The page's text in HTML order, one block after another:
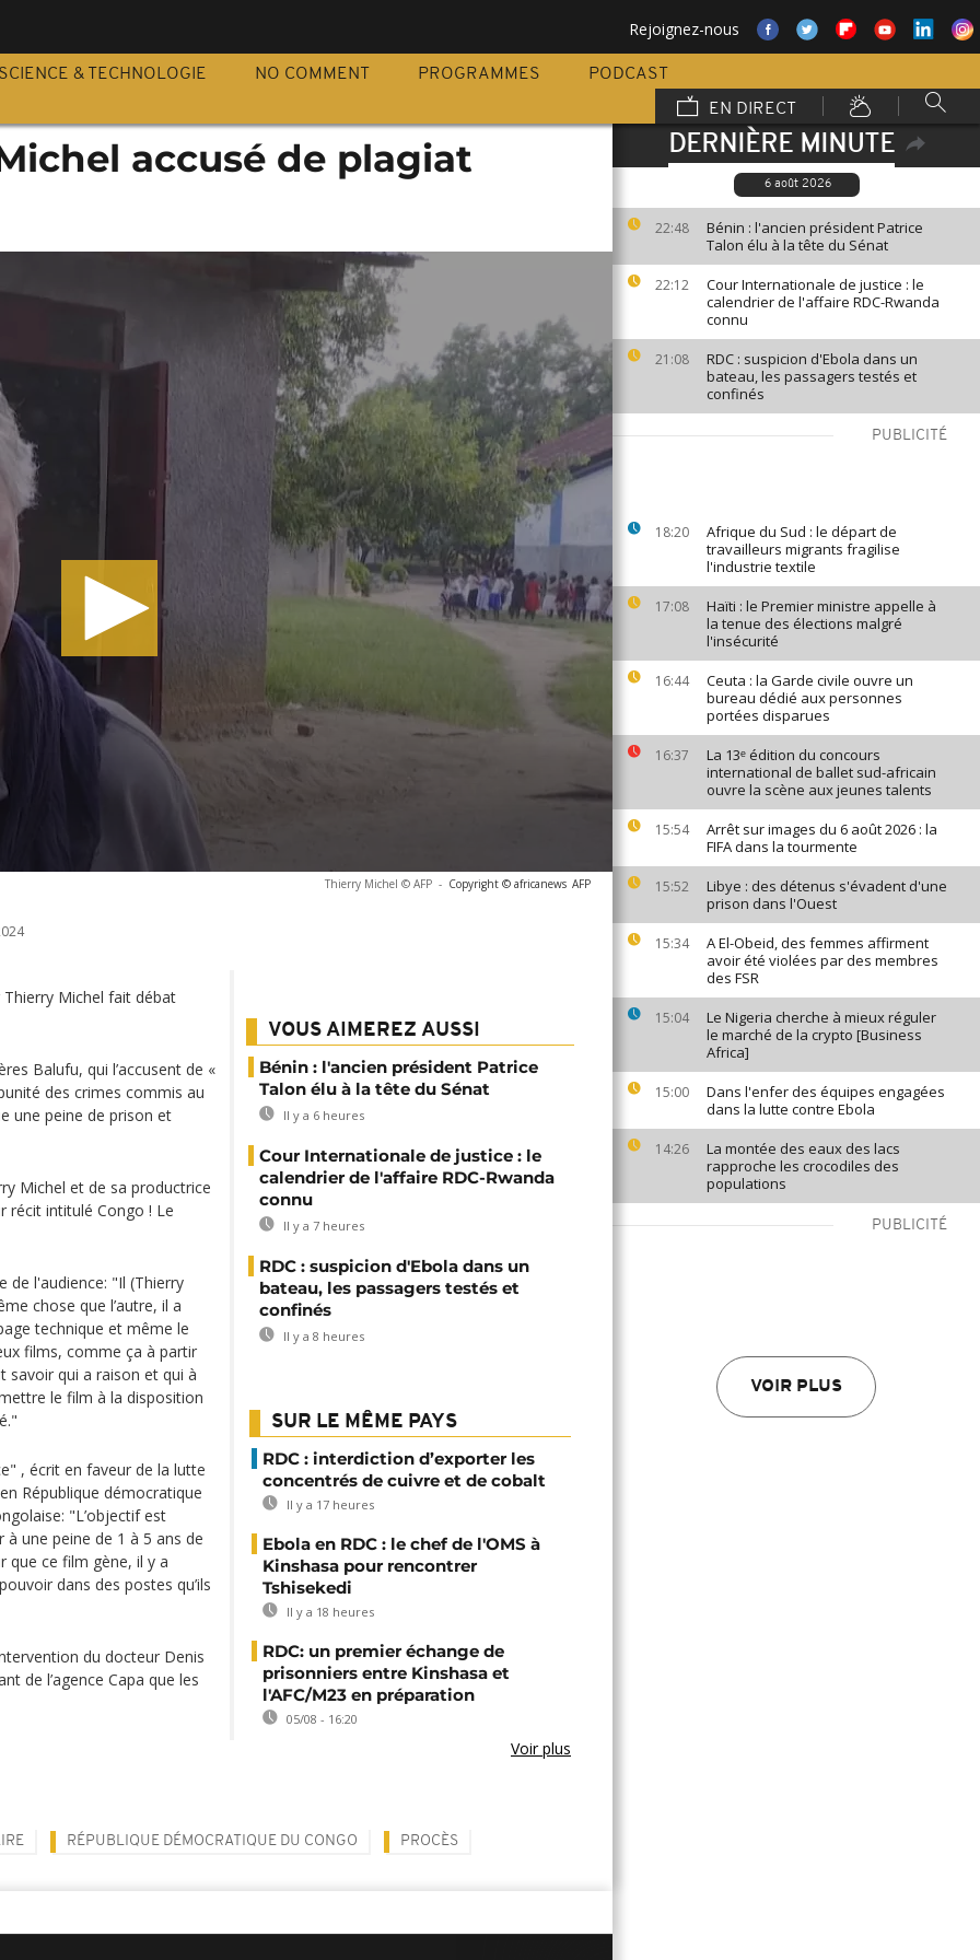
Rejoignez-nous
SCIENCE & TECHNOLOGIE NO COMMENT PROGRAMMES
PODCAST
EN DIRECT
DERNIÈRE MINUTE
6 août 2026
22:48
Bénin : l'ancien président Patrice
Talon élu à la tête du Sénat
22:12
Cour Internationale de justice : le
calendrier de l'affaire RDC-Rwanda
connu
21:08
RDC : suspicion d'Ebola dans un
bateau, les passagers testés et
confinés
PUBLICITÉ
18:20
Afrique du Sud : le départ de
travailleurs migrants fragilise
l'industrie textile
17:08
Haïti : le Premier ministre appelle à
la tenue des élections malgré
l'insécurité
16:44
Ceuta : la Garde civile ouvre un
bureau dédié aux personnes
portées disparues
16:37
La 13ᵉ édition du concours
international de ballet sud-africain
ouvre la scène aux jeunes talents
15:54
Arrêt sur images du 6 août 2026 : la
FIFA dans la tourmente
15:52
Libye : des détenus s'évadent d'une
prison dans l'Ouest
15:34
A El-Obeid, des femmes affirment
avoir été violées par des membres
des FSR
15:04
Le Nigeria cherche à mieux réguler
le marché de la crypto [Business
Africa]
15:00
Dans l'enfer des équipes engagées
dans la lutte contre Ebola
14:26
La montée des eaux des lacs
rapproche les crocodiles des
populations
PUBLICITÉ
VOIR PLUS
accusé de plagiat
Thierry Michel © AFP - Copyright © africanews AFP
Thierry Michel fait débat
Balufu, qui l’accusent de «
des crimes commis au
une peine de prison et
Michel et de sa productrice
récit intitulé Congo ! Le
de l'audience: "Il (Thierry
chose que l’autre, il a
technique et même le
films, comme ça à partir
savoir qui a raison et qui à
le film à la disposition
, écrit en faveur de la lutte
République démocratique
"L’objectif est
une peine de 1 à 5 ans de
que ce film gène, il y a
dans des postes qu’ils
du docteur Denis
de l’agence Capa que les
VOUS AIMEREZ AUSSI
Bénin : l'ancien président Patrice
Talon élu à la tête du Sénat
Il y a 6 heures
Cour Internationale de justice : le
calendrier de l'affaire RDC-Rwanda
connu
Il y a 7 heures
RDC : suspicion d'Ebola dans un
bateau, les passagers testés et
confinés
Il y a 8 heures
SUR LE MÊME PAYS
RDC : interdiction d’exporter les
concentrés de cuivre et de cobalt
Il y a 17 heures
Ebola en RDC : le chef de l'OMS à
Kinshasa pour rencontrer
Tshisekedi
Il y a 18 heures
RDC: un premier échange de
prisonniers entre Kinshasa et
l'AFC/M23 en préparation
05/08 - 16:20
Voir plus
RÉPUBLIQUE DÉMOCRATIQUE DU CONGO PROCÈS